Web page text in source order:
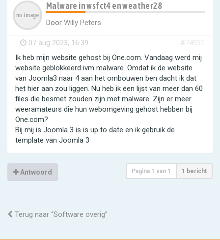
Malware in wsfct4 en weather28
Door Willy Peters
- 07 aug 2023, 16:39
#74931
Ik heb mijn website gehost bij One.com. Vandaag werd mij
website geblokkeerd ivm malware. Omdat ik de website
van Joomla3 naar 4 aan het ombouwen ben dacht ik dat
het hier aan zou liggen. Nu heb ik een lijst van meer dan 60
files die besmet zouden zijn met malware. Zijn er meer
weeramateurs die hun webomgeving gehost hebben bij
One.com?
Bij mij is Joomla 3 is is up to date en ik gebruik de
template van Joomla 3
Antwoord Pagina 1 van 1 1 bericht
Terug naar “Software overig”